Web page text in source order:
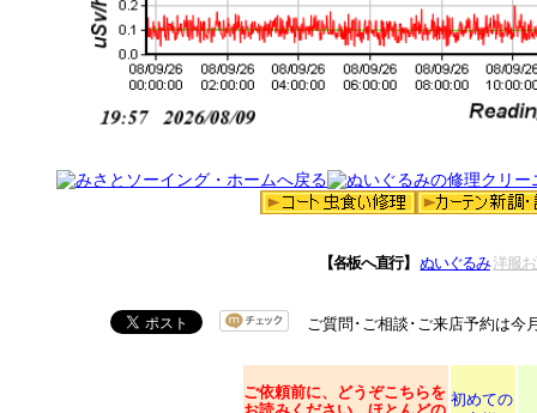
【各板へ直行】 ぬいぐるみ 洋服
ご質問･ご相談･ご来店予約は今
ご依頼前に、どうぞこちらを 初めての